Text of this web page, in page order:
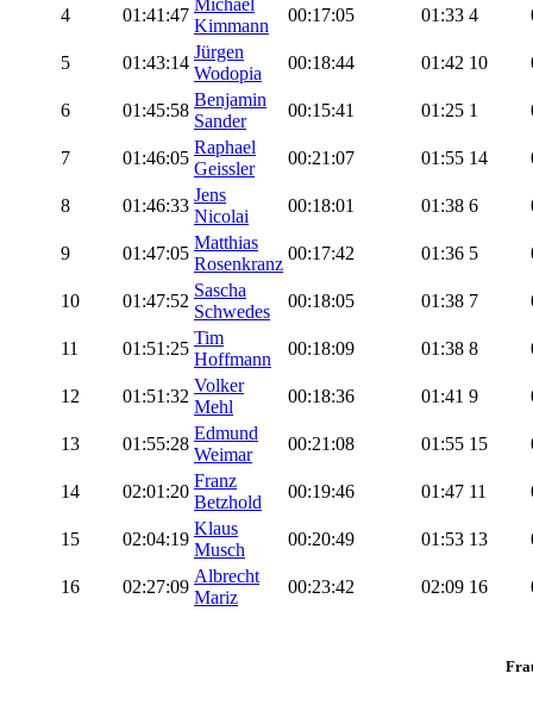
4 01:41:47
Kimmann
00:17:05 01:33 4
5 01:43:14
Jürgen
Wodopia
00:18:44 01:42 10
6 01:45:58
Benjamin
Sander
00:15:41 01:25 1
7 01:46:05
Raphael
Geissler
00:21:07 01:55 14
8 01:46:33
Jens
Nicolai
00:18:01 01:38 6
9 01:47:05
Matthias
Rosenkranz
00:17:42 01:36 5
10 01:47:52
Sascha
Schwedes
00:18:05 01:38 7
11 01:51:25
Tim
Hoffmann
00:18:09 01:38 8
12 01:51:32
Volker
Mehl
00:18:36 01:41 9
13 01:55:28
Edmund
Weimar
00:21:08 01:55 15
14 02:01:20
Franz
Betzhold
00:19:46 01:47 11
15 02:04:19
Klaus
Musch
00:20:49 01:53 13
16 02:27:09
Albrecht
Mariz
00:23:42 02:09 16